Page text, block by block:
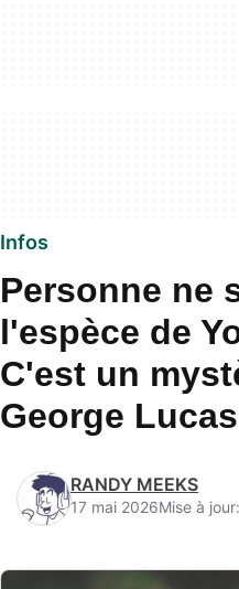
Infos
Personne ne
l'espèce de
C'est un
George Lucas
RANDY MEEKS
17 mai 2026Mise à